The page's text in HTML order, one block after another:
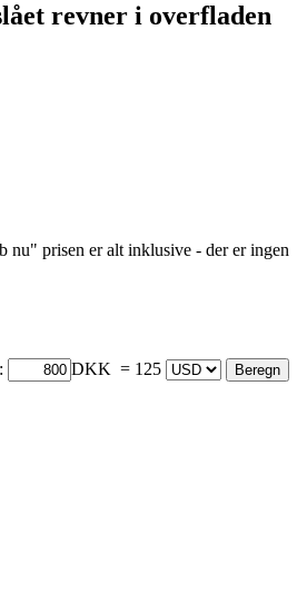
revner i overfladen
nu" prisen er alt inklusive - der er ingen
DKK = 125